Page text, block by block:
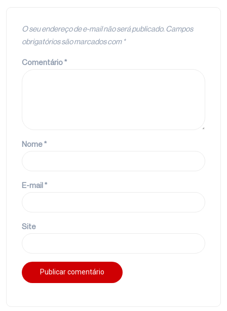
O seu endereço de e-mail não será publicado. Campos
obrigatórios são marcados com *
Comentário *
Nome *
E-mail *
Site